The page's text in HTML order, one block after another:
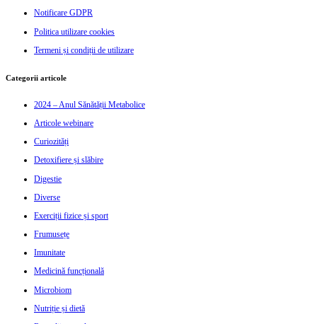
Notificare GDPR
Politica utilizare cookies
Termeni și condiții de utilizare
Categorii articole
2024 – Anul Sănătății Metabolice
Articole webinare
Curiozități
Detoxifiere și slăbire
Digestie
Diverse
Exerciții fizice și sport
Frumusețe
Imunitate
Medicină funcțională
Microbiom
Nutriție și dietă